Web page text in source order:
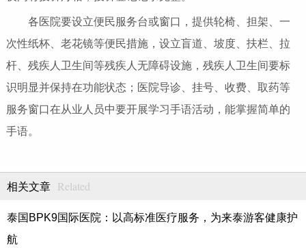
各医院要设立便民服务台或窗口，提供轮椅、担架、一
次性纸杯、老花镜等便民措施，设立盲道、坡度、扶栏、拉
杆、残疾人卫生间等残疾人无障碍设施，残疾人卫生间要标
识明显并保持在功能状态；医院导诊、挂号、收费、取药等
服务窗口在从业人员中要开展学习手语活动，能掌握简单的
手语。
相关文章 Related
泰国BPK9国际医院：以高标准医疗服务，为来泰游客健康护
航